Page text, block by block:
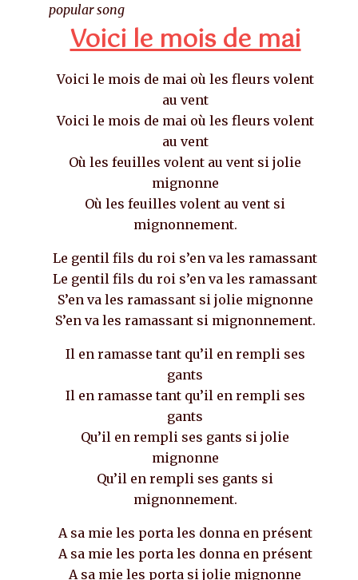
popular song
Voici le mois de mai
Voici le mois de mai où les fleurs volent
au vent
Voici le mois de mai où les fleurs volent
au vent
Où les feuilles volent au vent si jolie
mignonne
Où les feuilles volent au vent si
mignonnement.
Le gentil fils du roi s’en va les ramassant
Le gentil fils du roi s’en va les ramassant
S’en va les ramassant si jolie mignonne
S’en va les ramassant si mignonnement.
Il en ramasse tant qu’il en rempli ses
gants
Il en ramasse tant qu’il en rempli ses
gants
Qu’il en rempli ses gants si jolie
mignonne
Qu’il en rempli ses gants si
mignonnement.
A sa mie les porta les donna en présent
A sa mie les porta les donna en présent
A sa mie les porta si jolie mignonne